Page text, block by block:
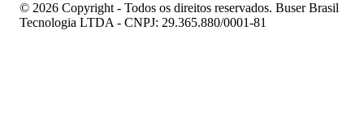
© 2026 Copyright - Todos os direitos reservados. Buser Brasil
Tecnologia LTDA - CNPJ: 29.365.880/0001-81